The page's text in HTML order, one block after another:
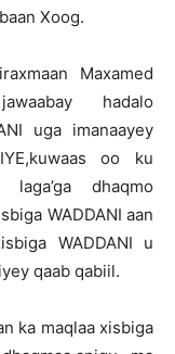
Xoog.
Maxamed
hadalo
uga imanaayey
oo ku
dhaqmo
WADDANI aan
WADDANI u
qaab qabiil.
ka maqlaa xisbiga